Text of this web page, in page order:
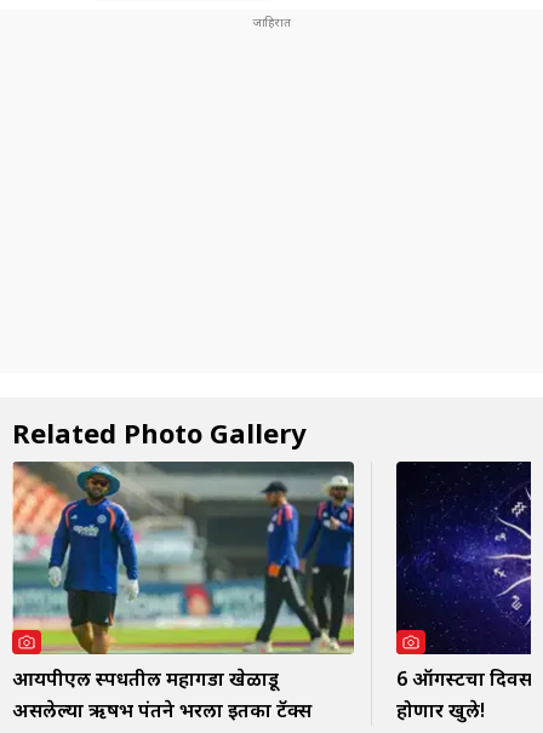
Related Photo Gallery
आयपीएल स्पर्धेतील महागडा खेळाडू
असलेल्या ऋषभ पंतने भरला इतका टॅक्स
6 ऑगस्टचा दिवस
होणार खुले!